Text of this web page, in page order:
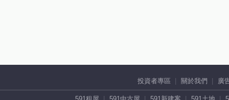
投資者專區 關於我們 廣